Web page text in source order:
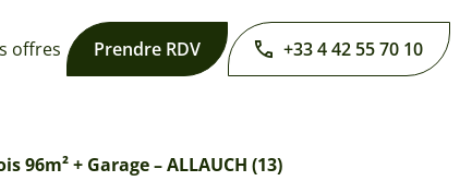
offres Prendre RDV +33 4 42 55 70 10
96m² + Garage – ALLAUCH (13)